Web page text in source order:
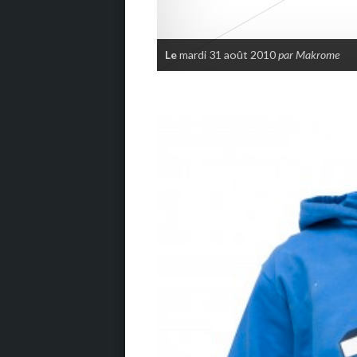
Lemardi 31 août 2010par Makrome